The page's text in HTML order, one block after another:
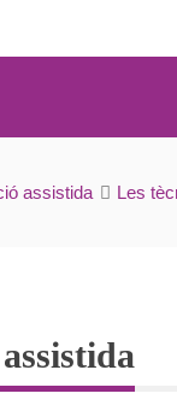
Tècniques de
assistida Les